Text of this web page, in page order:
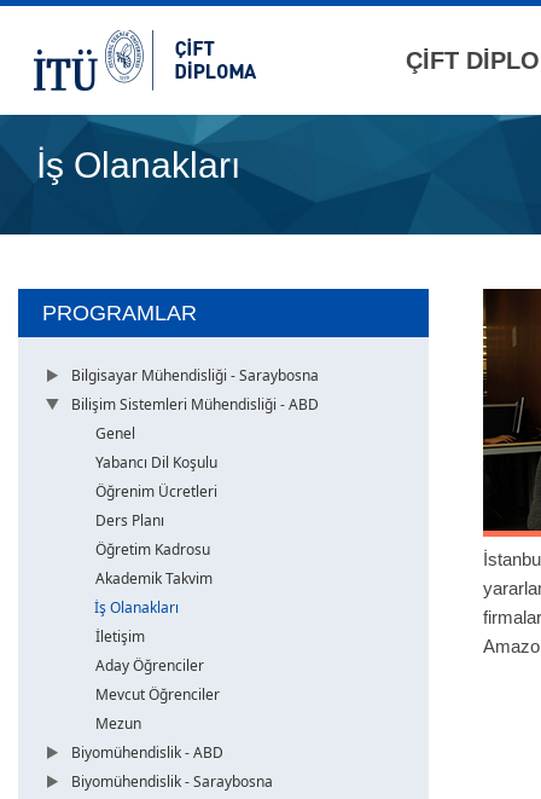
ÇİFT
İş Olanakları
PROGRAMLAR
Bilgisayar Mühendisliği - Saraybosna
Bilişim Sistemleri Mühendisliği - ABD
Genel
Yabancı Dil Koşulu
Öğrenim Ücretleri
Ders Planı
Öğretim Kadrosu
Akademik Takvim
İş Olanakları
İletişim
Aday Öğrenciler
Mevcut Öğrenciler
Mezun
Biyomühendislik - ABD
Biyomühendislik - Saraybosna